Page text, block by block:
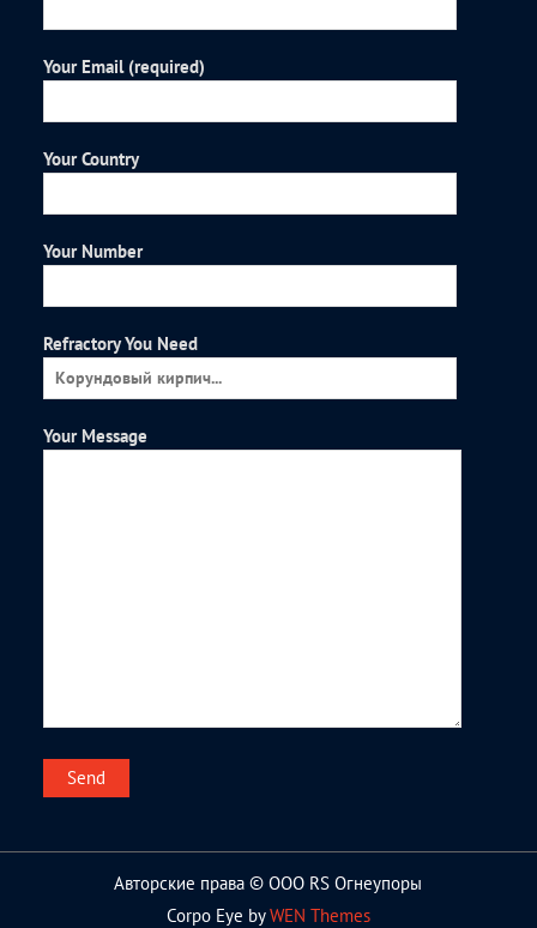
Your Email (required)
Your Country
Your Number
Refractory You Need
Your Message
Авторские права © ООО RS Огнеупоры
Corpo Eye byWEN Themes